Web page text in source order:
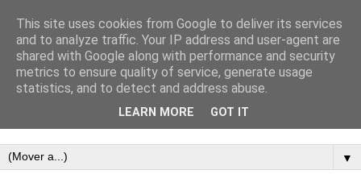
Semanario independiente de Calañas
▼
This site uses cookies from Google to deliver its services
and to analyze traffic. Your IP address and user-agent are
shared with Google along with performance and security
metrics to ensure quality of service, generate usage
statistics, and to detect and address abuse.
LEARN MORE GOT IT